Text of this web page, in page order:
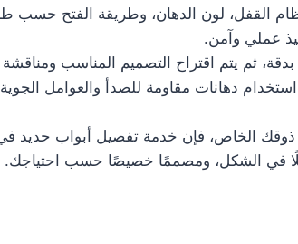
القفل، لون الدهان، وطريقة الفتح حسب
عملي وآمن.
ثم يتم اقتراح التصميم المناسب
دهانات مقاومة للصدأ والعوامل
الخاص، فإن خدمة تفصيل أبواب حديد
في الشكل، ومصممًا خصيصًا حسب احتياجك.